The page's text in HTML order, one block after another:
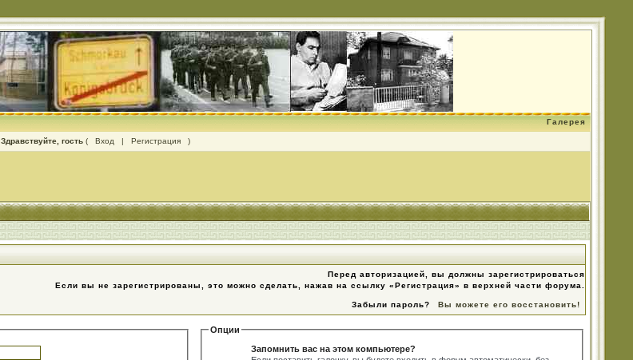
Галерея
Здравствуйте, гость ( Вход | Регистрация )
Перед авторизацией, вы должны зарегистрироваться
Если вы не зарегистрированы, это можно сделать, нажав на ссылку «Регистрация» в верхней части форума.
Забыли пароль? Вы можете его восстановить!
Опции
Запомнить вас на этом компьютере?